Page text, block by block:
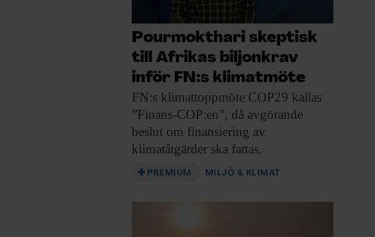
Pourmokthari skeptisk
till Afrikas biljonkrav
inför FN:s klimatmöte
FN:s klimattoppmöte COP29 kallas
”Finans-COP:en”, då avgörande
beslut om finansiering av
klimatåtgärder ska fattas.
PREMIUM MILJÖ & KLIMAT